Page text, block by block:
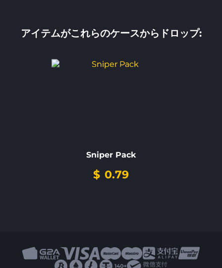
アイテムがこれらのケースからドロップ:
Sniper Pack
$ 0.79